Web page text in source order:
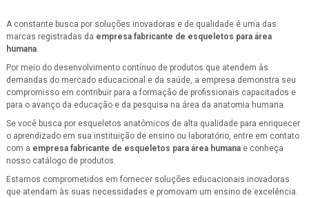
A constante busca por soluções inovadoras e de qualidade é uma das
marcas registradas da empresa fabricante de esqueletos para área
humana
Por meio do desenvolvimento contínuo de produtos que atendem às
demandas do mercado educacional e da saúde, a empresa demonstra seu
compromisso em contribuir para a formação de profissionais capacitados e
para o avanço da educação e da pesquisa na área da anatomia humana.
Se você busca por esqueletos anatômicos de alta qualidade para enriquecer
o aprendizado em sua instituição de ensino ou laboratório, entre em contato
com a empresa fabricante de esqueletos para área humana e conheça
nosso catálogo de produtos.
Estamos comprometidos em fornecer soluções educacionais inovadoras
que atendam às suas necessidades e promovam um ensino de excelência.